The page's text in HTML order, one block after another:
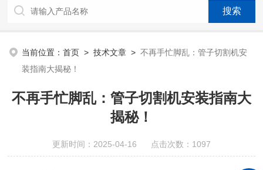
当前位置：首页 >技术文章 >不再手忙脚乱：管子切割机安
装指南大揭秘！
不再手忙脚乱：管子切割机安装指南大
揭秘！
更新时间：2025-04-16 点击次数：1097